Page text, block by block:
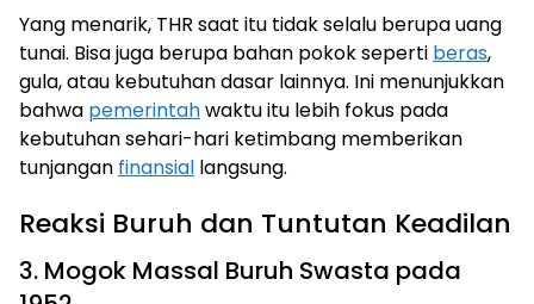
Yang menarik, THR saat itu tidak selalu berupa uang
tunai. Bisa juga berupa bahan pokok seperti beras,
gula, atau kebutuhan dasar lainnya. Ini menunjukkan
bahwa pemerintahwaktu itu lebih fokus pada
kebutuhan sehari-hari ketimbang memberikan
tunjangan finansial langsung.
Reaksi Buruh dan Tuntutan Keadilan
3. Mogok Massal Buruh Swasta pada